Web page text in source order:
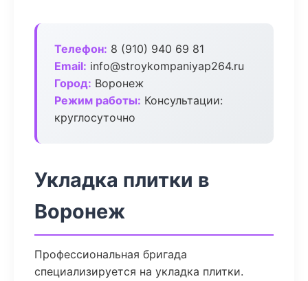
Телефон: 8 (910) 940 69 81
Email: info@stroykompaniyap264.ru
Город: Воронеж
Режим работы: Консультации:
круглосуточно
Укладка плитки в
Воронеж
Профессиональная бригада
специализируется на укладка плитки.